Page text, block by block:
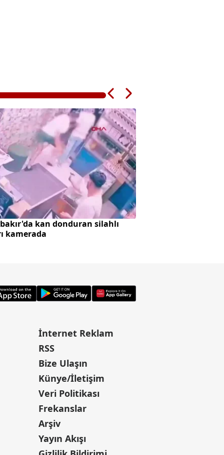
kan donduran silahlı
kamerada
İnternet Reklam
RSS
Bize Ulaşın
Künye/İletişim
Veri Politikası
Frekanslar
Arşiv
Yayın Akışı